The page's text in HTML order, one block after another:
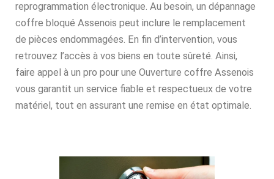
reprogrammation électronique. Au besoin, un dépannage
coffre bloqué Assenois peut inclure le remplacement
de pièces endommagées. En fin d’intervention, vous
retrouvez l’accès à vos biens en toute sûreté. Ainsi,
faire appel à un pro pour une Ouverture coffre Assenois
vous garantit un service fiable et respectueux de votre
matériel, tout en assurant une remise en état optimale.